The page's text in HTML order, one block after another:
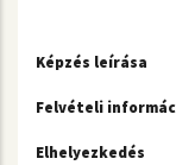
Képzés leírása
Felvételi
Elhelyezkedés